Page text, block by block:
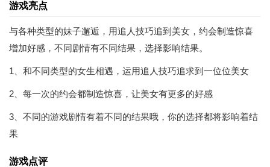
游戏亮点
与各种类型的妹子邂逅，用追人技巧追到美女，约会制造惊喜
增加好感，不同剧情有不同结果，选择影响结果。
1、和不同类型的女生相遇，运用追人技巧追求到一位位美女
2、每一次的约会都制造惊喜，让美女有更多的好感
3、不同的游戏剧情有着不同的结果哦，你的选择都将影响着结
果
游戏点评